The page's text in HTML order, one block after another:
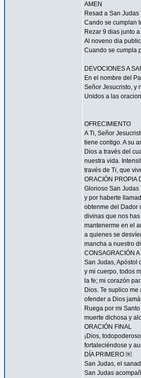
AMEN
Resad a San
Cando se cumplan
Rezar 9 dias junto
Al noveno dia
Cuando se cumpla
DEVOCIONES A
En el nombre del
Señor Jesucristo, y
Unidos a las
OFRECIMIENTO
A Ti, Señor
tiene contigo. A su
Dios a través del
nuestra vida.
través de Ti, que
ORACIÓN PROPIA
Glorioso San
y por haberte
obtenme del Dador
divinas que nos
mantenerme en el
a quienes se
mancha a nuestro
CONSAGRACIÓN
San Judas, Apóstol
y mi cuerpo, todos
la fe; mi corazón
Dios. Te suplico
ofender a Dios
Ruega por mi
muerte dichosa y
ORACIÓN FINAL
¡Dios,
fortaleciéndose y
DÍA PRIMERO ￼
San Judas, el
San Judas